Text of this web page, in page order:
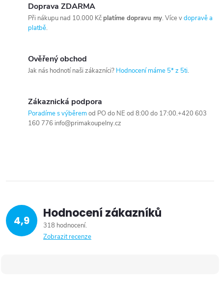
Doprava ZDARMA
Při nákupu nad 10.000 Kčplatíme dopravu my. Více vdopravě a
platbě.
Ověřený obchod
Jak nás hodnotí naši zákazníci? Hodnocení máme 5* z 5ti.
Zákaznická podpora
Poradíme s výběremod PO do NE od 8:00 do 17:00.+420 603
160 776 info@primakoupelny.cz
4,9 Hodnocení zákazníků
318 hodnocení
Zobrazit recenze